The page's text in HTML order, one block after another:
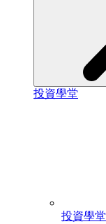
投資學堂
投資學堂